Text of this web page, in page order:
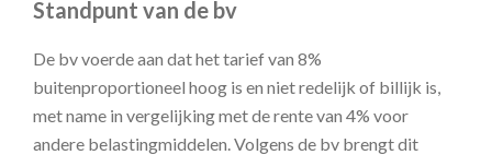
Standpunt van de bv
De bv voerde aan dat het tarief van 8%
buitenproportioneel hoog is en niet redelijk of billijk is,
met name in vergelijking met de rente van 4% voor
andere belastingmiddelen. Volgens de bv brengt dit